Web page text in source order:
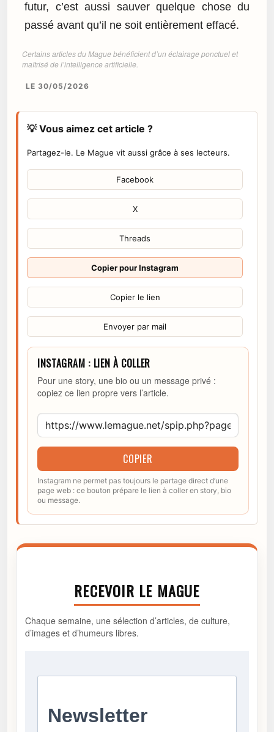
futur, c’est aussi sauver quelque chose du
passé avant qu’il ne soit entièrement effacé.
Certains articles du Mague bénéficient d’un éclairage ponctuel et
maîtrisé de l’intelligence artificielle.
LE 30/05/2026
💡 Vous aimez cet article ?
Partagez-le. Le Mague vit aussi grâce à ses lecteurs.
Facebook
X
Threads
Copier pour Instagram
Copier le lien
Envoyer par mail
INSTAGRAM : LIEN À COLLER
Pour une story, une bio ou un message privé :
copiez ce lien propre vers l’article.
COPIER
Instagram ne permet pas toujours le partage direct d’une
page web : ce bouton prépare le lien à coller en story, bio
ou message.
RECEVOIR LE MAGUE
Chaque semaine, une sélection d’articles, de culture,
d’images et d’humeurs libres.